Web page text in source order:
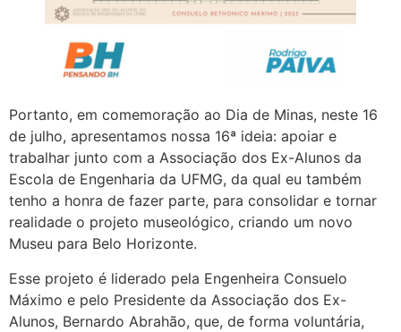
Portanto, em comemoração ao Dia de Minas, neste 16
de julho, apresentamos nossa 16ª ideia: apoiar e
trabalhar junto com a Associação dos Ex-Alunos da
Escola de Engenharia da UFMG, da qual eu também
tenho a honra de fazer parte, para consolidar e tornar
realidade o projeto museológico, criando um novo
Museu para Belo Horizonte.
Esse projeto é liderado pela Engenheira Consuelo
Máximo e pelo Presidente da Associação dos Ex-
Alunos, Bernardo Abrahão, que, de forma voluntária,